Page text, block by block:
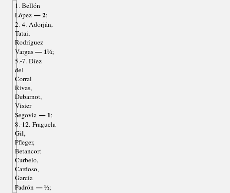
1. Bellón
López— 2;
2.-4. Adorján,
Tatai,
Rodríguez
Vargas— 1½;
5.-7. Díez
del
Corral
Rivas,
Debarnot,
Visier
Segovia— 1;
8.-12. Fraguela
Gil,
Pfleger,
Betancort
Curbelo,
Cardoso,
García
Padrón— ½;